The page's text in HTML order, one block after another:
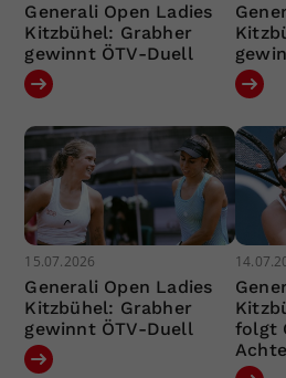
Generali Open Ladies
Kitzbühel: Grabher
gewinnt ÖTV-Duell
15.07.2026
Generali Open Ladies
Kitzbühel: Grabher
gewinnt ÖTV-Duell
folgt